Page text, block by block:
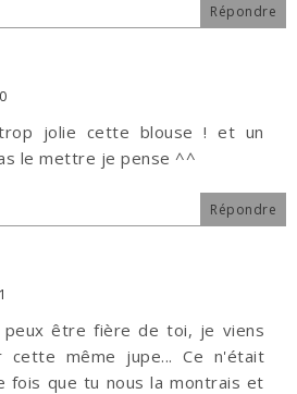
Répondre
jolie cette blouse ! et un
le mettre je pense ^^
Répondre
être fière de toi, je viens
cette même jupe... Ce n'était
fois que tu nous la montrais et